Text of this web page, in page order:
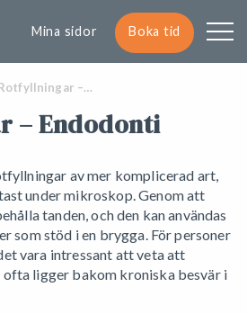
–…
– Endodonti
av mer komplicerad art,
under mikroskop. Genom att
tanden, och den kan användas
som stöd i en brygga. För personer
vara intressant att veta att
ligger bakom kroniska besvär i
Mina sidor Boka tid